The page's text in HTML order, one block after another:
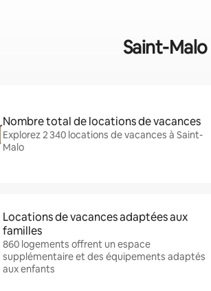
Saint-
Nombre total de locations de vacances
Explorez 2 340 locations de vacances à Saint-
Malo
Locations de vacances adaptées aux
familles
860 logements offrent un espace
supplémentaire et des équipements adaptés
aux enfants